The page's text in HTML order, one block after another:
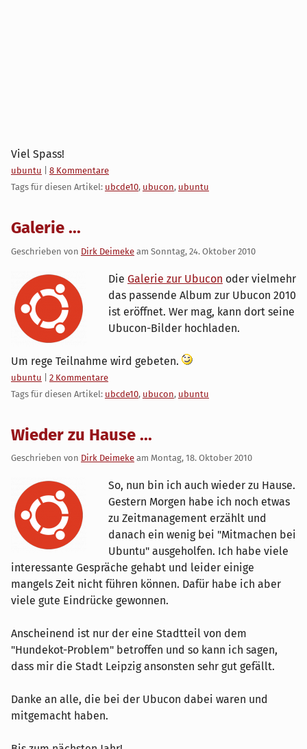
Viel Spass!
Kategorien:
ubuntu
8 Kommentare
Tags für diesen Artikel: ubcde10, ubucon, ubuntu
Galerie ...
Geschrieben von Dirk Deimeke am Sonntag, 24. Oktober 2010
Die Galerie zur Ubucon oder vielmehr
das passende Album zur Ubucon 2010
ist eröffnet. Wer mag, kann dort seine
Ubucon-Bilder hochladen.
Um rege Teilnahme wird gebeten.
Kategorien:
ubuntu
2 Kommentare
Tags für diesen Artikel: ubcde10, ubucon, ubuntu
Wieder zu Hause ...
Geschrieben von Dirk Deimeke am Montag, 18. Oktober 2010
So, nun bin ich auch wieder zu Hause.
Gestern Morgen habe ich noch etwas
zu Zeitmanagement erzählt und
danach ein wenig bei "Mitmachen bei
Ubuntu" ausgeholfen. Ich habe viele
interessante Gespräche gehabt und leider einige
mangels Zeit nicht führen können. Dafür habe ich aber
viele gute Eindrücke gewonnen.
Anscheinend ist nur der eine Stadtteil von dem
"Hundekot-Problem" betroffen und so kann ich sagen,
dass mir die Stadt Leipzig ansonsten sehr gut gefällt.
Danke an alle, die bei der Ubucon dabei waren und
mitgemacht haben.